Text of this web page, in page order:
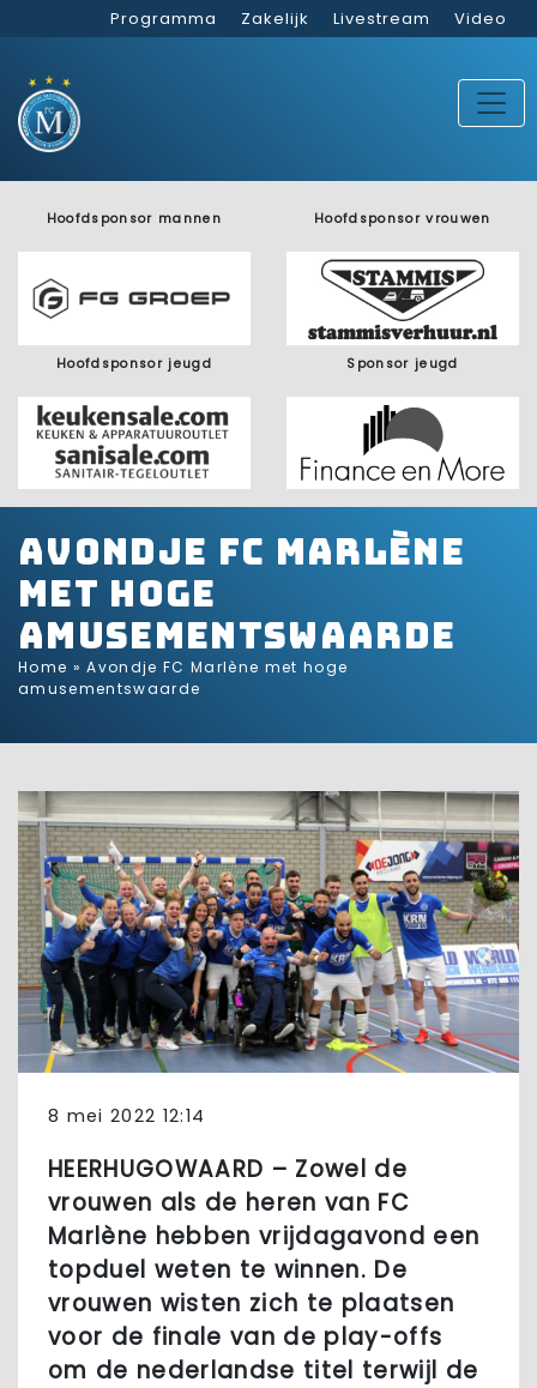
Programma Zakelijk Livestream Video
Hoofdsponsor mannen Hoofdsponsor vrouwen
Hoofdsponsor jeugd Sponsor jeugd
Avondje FC Marlène
met hoge
amusementswaarde
Home »Avondje FC Marlène met hoge
amusementswaarde
8 mei 2022 12:14
HEERHUGOWAARD – Zowel de
vrouwen als de heren van FC
Marlène hebben vrijdagavond een
topduel weten te winnen. De
vrouwen wisten zich te plaatsen
voor de finale van de play-offs
om de nederlandse titel terwijl de